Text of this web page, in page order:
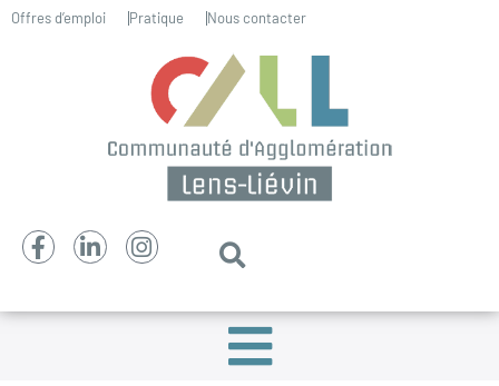
Offres d’emploi Pratique Nous contacter